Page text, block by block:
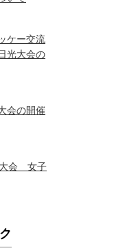
ケー交流
光大会の
会の開催
大会 女子